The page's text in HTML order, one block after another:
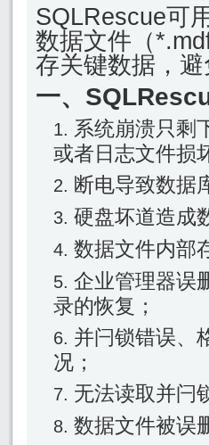
SQLRescue可
数据文件（
存关键数据，避
一、
系统崩溃只剩
或者日志文件损
断电导致数据
硬盘坏道造成
数据文件内部
企业管理器误
录的恢复；
并闩锁错误、
况；
无法读取并闩
数据文件被误